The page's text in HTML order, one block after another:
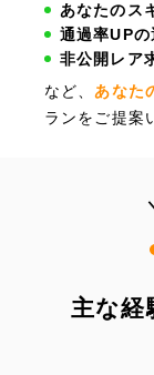
あなたのス
通過率UP
非公開レア
など、 あなた
ランをご提案
主な経